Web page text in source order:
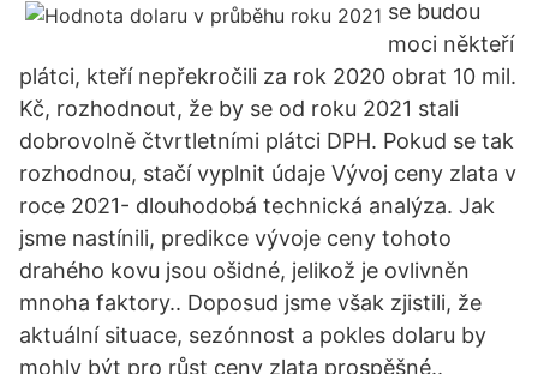
se budou
moci někteří
plátci, kteří nepřekročili za rok 2020 obrat 10 mil.
Kč, rozhodnout, že by se od roku 2021 stali
dobrovolně čtvrtletními plátci DPH. Pokud se tak
rozhodnou, stačí vyplnit údaje Vývoj ceny zlata v
roce 2021- dlouhodobá technická analýza. Jak
jsme nastínili, predikce vývoje ceny tohoto
drahého kovu jsou ošidné, jelikož je ovlivněn
mnoha faktory.. Doposud jsme však zjistili, že
aktuální situace, sezónnost a pokles dolaru by
mohly být pro růst ceny zlata prospěšné..